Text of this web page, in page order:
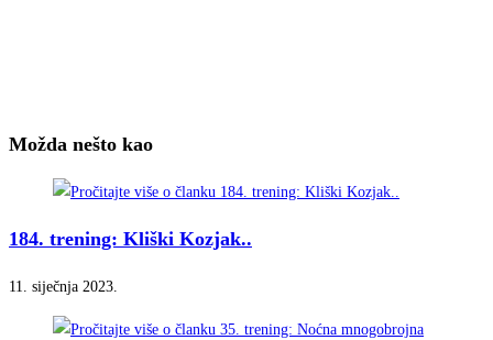
Možda nešto kao
184. trening: Kliški Kozjak..
11. siječnja 2023.